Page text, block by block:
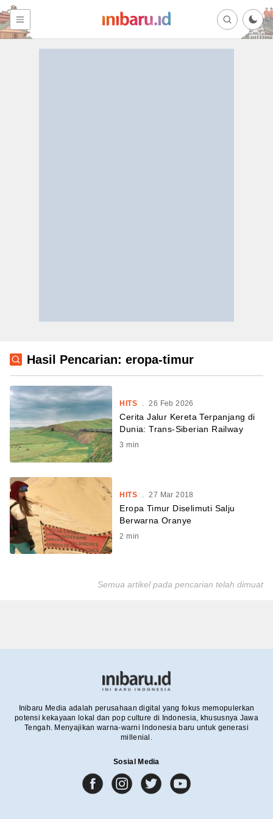
Hasil Pencarian: eropa-timur
HITS . 26 Feb 2026
Cerita Jalur Kereta Terpanjang di
Dunia: Trans-Siberian Railway
3 min
HITS . 27 Mar 2018
Eropa Timur Diselimuti Salju
Berwarna Oranye
2 min
Semua artikel pada pencarian telah dimuat
Inibaru Media adalah perusahaan digital yang fokus memopulerkan
potensi kekayaan lokal dan pop culture di Indonesia, khususnya Jawa
Tengah. Menyajikan warna-warni Indonesia baru untuk generasi
millenial.
Sosial Media